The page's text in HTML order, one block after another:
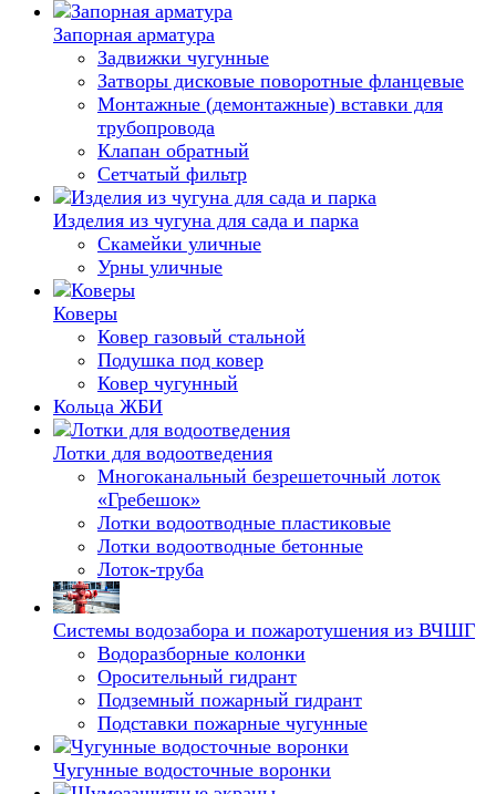
Запорная арматура
Задвижки чугунные
Затворы дисковые поворотные фланцевые
Монтажные (демонтажные) вставки для
трубопровода
Клапан обратный
Сетчатый фильтр
Изделия из чугуна для сада и парка
Скамейки уличные
Урны уличные
Коверы
Ковер газовый стальной
Подушка под ковер
Ковер чугунный
Кольца ЖБИ
Лотки для водоотведения
Многоканальный безрешеточный лоток
«Гребешок»
Лотки водоотводные пластиковые
Лотки водоотводные бетонные
Лоток-труба
Системы водозабора и пожаротушения из ВЧШГ
Водоразборные колонки
Оросительный гидрант
Подземный пожарный гидрант
Подставки пожарные чугунные
Чугунные водосточные воронки